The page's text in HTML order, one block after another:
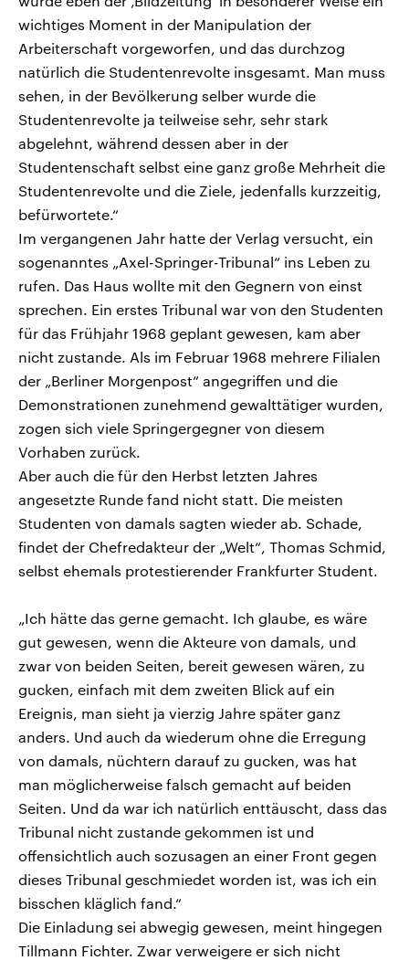
wichtiges Moment in der Manipulation der
Arbeiterschaft vorgeworfen, und das durchzog
natürlich die Studentenrevolte insgesamt. Man muss
sehen, in der Bevölkerung selber wurde die
Studentenrevolte ja teilweise sehr, sehr stark
abgelehnt, während dessen aber in der
Studentenschaft selbst eine ganz große Mehrheit die
Studentenrevolte und die Ziele, jedenfalls kurzzeitig,
befürwortete.“
Im vergangenen Jahr hatte der Verlag versucht, ein
sogenanntes „Axel-Springer-Tribunal“ ins Leben zu
rufen. Das Haus wollte mit den Gegnern von einst
sprechen. Ein erstes Tribunal war von den Studenten
für das Frühjahr 1968 geplant gewesen, kam aber
nicht zustande. Als im Februar 1968 mehrere Filialen
der „Berliner Morgenpost“ angegriffen und die
Demonstrationen zunehmend gewalttätiger wurden,
zogen sich viele Springergegner von diesem
Vorhaben zurück.
Aber auch die für den Herbst letzten Jahres
angesetzte Runde fand nicht statt. Die meisten
Studenten von damals sagten wieder ab. Schade,
findet der Chefredakteur der „Welt“, Thomas Schmid,
selbst ehemals protestierender Frankfurter Student.
„Ich hätte das gerne gemacht. Ich glaube, es wäre
gut gewesen, wenn die Akteure von damals, und
zwar von beiden Seiten, bereit gewesen wären, zu
gucken, einfach mit dem zweiten Blick auf ein
Ereignis, man sieht ja vierzig Jahre später ganz
anders. Und auch da wiederum ohne die Erregung
von damals, nüchtern darauf zu gucken, was hat
man möglicherweise falsch gemacht auf beiden
Seiten. Und da war ich natürlich enttäuscht, dass das
Tribunal nicht zustande gekommen ist und
offensichtlich auch sozusagen an einer Front gegen
dieses Tribunal geschmiedet worden ist, was ich ein
bisschen kläglich fand.“
Die Einladung sei abwegig gewesen, meint hingegen
Tillmann Fichter. Zwar verweigere er sich nicht